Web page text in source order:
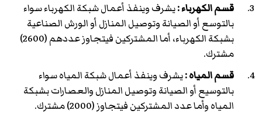
قسم الكهرباء :يشرف وينفذ أعمال شبكة الكهرباء سواء
بالتوسع أو الصيانة وتوصيل المنازل أو الورش الصناعية
بشبكة الكهرباء، أما المشتركين فيتجاوز عددهم (2600)
مشترك.
قسم المياه :يشرف وينفذ أعمال شبكة المياه سواء
بالتوسيع أو الصيانة وتوصيل المنازل والعصارات بشبكة
المياه وأما عدد المشتركين فيتجاوز (2000) مشترك.